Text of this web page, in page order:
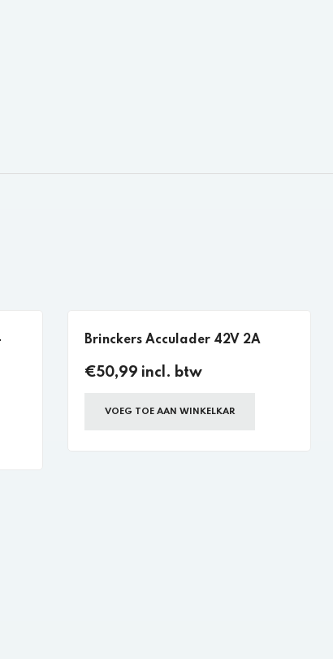
Brinckers Acculader 42V 2A
€50,99 incl. btw
VOEG TOE AAN WINKELKAR